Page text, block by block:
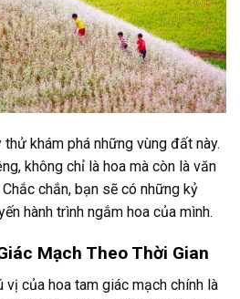
thử khám phá những vùng đất này.
không chỉ là hoa mà còn là văn
chắn, bạn sẽ có những kỷ
hành trình ngắm hoa của mình.
Mạch Theo Thời Gian
của hoa tam giác mạch chính là